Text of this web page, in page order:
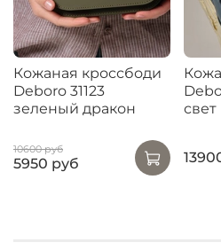
Кожаная кроссбоди
Deboro 31123
зеленый дракон
10600 руб
5950 руб
свет